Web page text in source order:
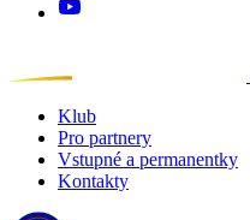
Klub
Pro partnery
Vstupné a permanentky
Kontakty